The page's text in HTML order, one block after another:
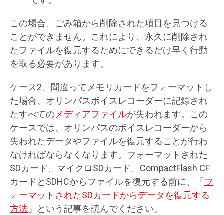
この場合、ごみ箱から削除された項目を見つける
ことができません。これにより、永久に削除され
たファイルを復元するためにできるだけ早く行動
を取る必要があります。
ケース2、間違ってメモリカードをフォーマットし
た場合、オリンパスボイスレコーダーに記録され
たすべてのメディアファイルが失われます。この
ケースでは、オリンパスのボイスレコーダーから
失われたデータやファイルを復元することが行わ
なければならなくなります。フォーマットされた
SDカード、マイクロSDカード、CompactFlash CF
カードとSDHCからファイルを復元する前に、「 フ
ォーマットされたSDカードからデータを復元する
方法 」という記事を読んでください。